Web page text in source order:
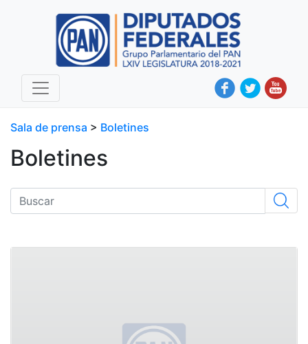
Sala de prensa > Boletines
Boletines